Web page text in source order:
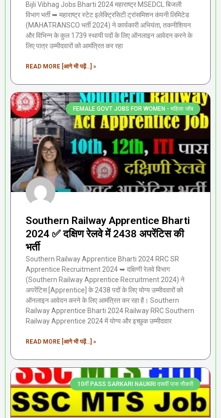
Bijli Vibhag Jobs Bharti 2024 महाराष्ट्र MSEDCL बिजली
विभाग भर्ती ➥ महाराष्ट्र स्टेट इलेक्ट्रिसिटी ट्रांसमिशन कंपनी लिमिटेड
(MAHATRANSCO भर्ती 2024) ने कार्यकारी अभियंता, तकनीशियन
और विभिन्न के कुल 1739 स्थायी पदों के लिए ऑनलाइन आवेदन करने के
लिए पात्र उम्मीदवारों को आमंत्रित कर रहा
READ MORE [आगे भी पढ़ें...] »
FEMALE GOVT JOBS FOR WOMEN - महिला जॉब
Southern Railway Apprentice Bharti
2024 ✅ दक्षिण रेलवे में 2438 अपरेंटिस की
भर्ती
Southern Railway Apprentice Bharti 2024 RRC SR
Apprentice Recruitment 2024 ➥ दक्षिणी रेलवे विभाग
(Southern Railway Apprentice Recruitment 2024) ने
अपरेंटिस [Apprentice] के 2438 पदों के लिए योग्य उम्मीदवारों को
ऑनलाइन आवेदन करने के लिए आमंत्रित कर रहा है। Southern
Railway Apprentice Bharti 2024 Railway RRC Southern
Railway Apprentice 2024 में योग्य और इच्छुक उम्मीदवार
READ MORE [आगे भी पढ़ें...] »
10वीं PASS SARKARI NAUKRI दसवीं पास नौकरी